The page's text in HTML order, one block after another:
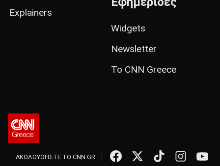
Explainers
Widgets
Newsletter
Το CNN Greece
ΑΚΟΛΟΥΘΗΣΤΕ ΤΟ CNN.GR